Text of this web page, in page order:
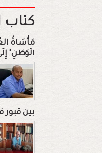
كتاب
مَأْسَاةُ
الْوَطَنِ"
بين